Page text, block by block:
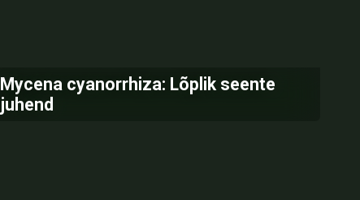
Mycena cyanorrhiza: Lõplik seente
juhend